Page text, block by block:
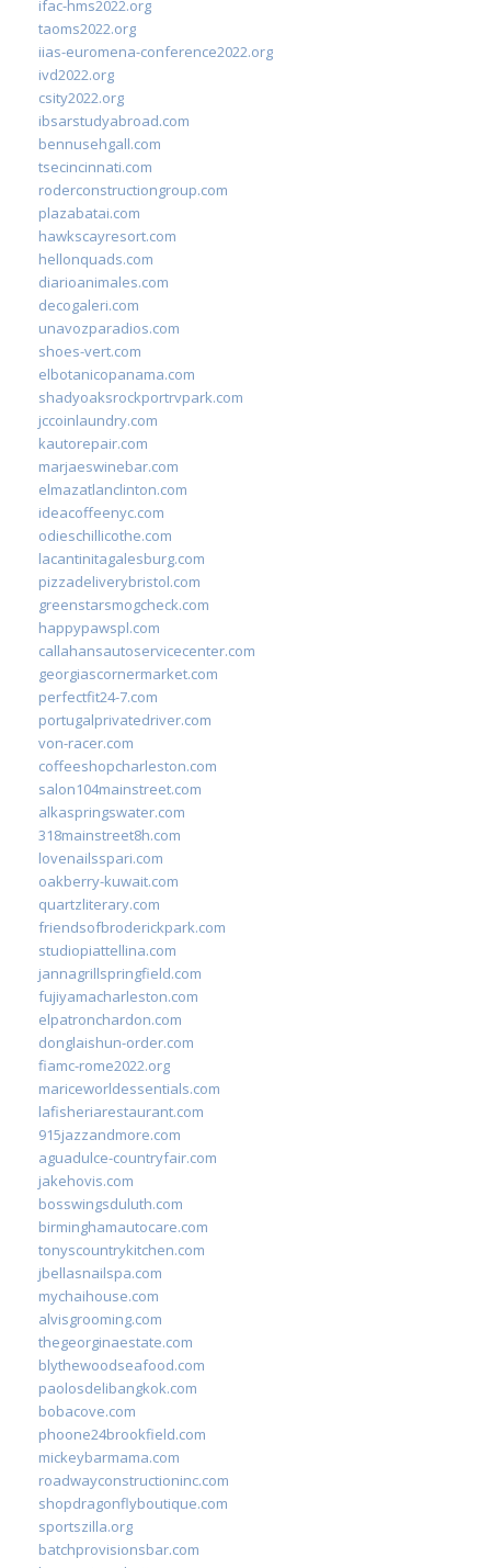
ifac-hms2022.org
taoms2022.org
iias-euromena-conference2022.org
ivd2022.org
csity2022.org
ibsarstudyabroad.com
bennusehgall.com
tsecincinnati.com
roderconstructiongroup.com
plazabatai.com
hawkscayresort.com
hellonquads.com
diarioanimales.com
decogaleri.com
unavozparadios.com
shoes-vert.com
elbotanicopanama.com
shadyoaksrockportrvpark.com
jccoinlaundry.com
kautorepair.com
marjaeswinebar.com
elmazatlanclinton.com
ideacoffeenyc.com
odieschillicothe.com
lacantinitagalesburg.com
pizzadeliverybristol.com
greenstarsmogcheck.com
happypawspl.com
callahansautoservicecenter.com
georgiascornermarket.com
perfectfit24-7.com
portugalprivatedriver.com
von-racer.com
coffeeshopcharleston.com
salon104mainstreet.com
alkaspringswater.com
318mainstreet8h.com
lovenailsspari.com
oakberry-kuwait.com
quartzliterary.com
friendsofbroderickpark.com
studiopiattellina.com
jannagrillspringfield.com
fujiyamacharleston.com
elpatronchardon.com
donglaishun-order.com
fiamc-rome2022.org
mariceworldessentials.com
lafisheriarestaurant.com
915jazzandmore.com
aguadulce-countryfair.com
jakehovis.com
bosswingsduluth.com
birminghamautocare.com
tonyscountrykitchen.com
jbellasnailspa.com
mychaihouse.com
alvisgrooming.com
thegeorginaestate.com
blythewoodseafood.com
paolosdelibangkok.com
bobacove.com
phoone24brookfield.com
mickeybarmama.com
roadwayconstructioninc.com
shopdragonflyboutique.com
sportszilla.org
batchprovisionsbar.com